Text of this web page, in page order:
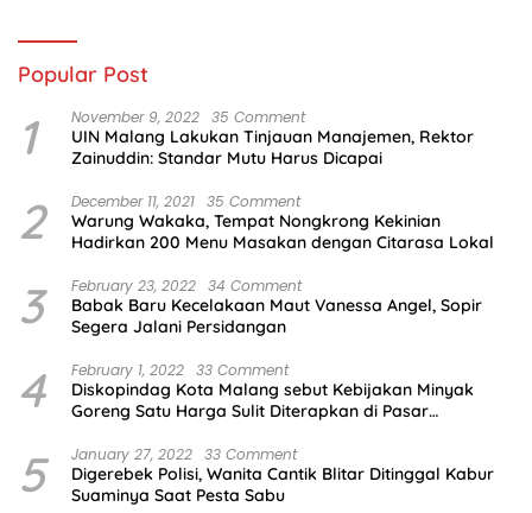
Popular Post
1 November 9, 2022 35 Comment
UIN Malang Lakukan Tinjauan Manajemen, Rektor
Zainuddin: Standar Mutu Harus Dicapai
2 December 11, 2021 35 Comment
Warung Wakaka, Tempat Nongkrong Kekinian
Hadirkan 200 Menu Masakan dengan Citarasa Lokal
3 February 23, 2022 34 Comment
Babak Baru Kecelakaan Maut Vanessa Angel, Sopir
Segera Jalani Persidangan
4 February 1, 2022 33 Comment
Diskopindag Kota Malang sebut Kebijakan Minyak
Goreng Satu Harga Sulit Diterapkan di Pasar
5 January 27, 2022 33 Comment
Digerebek Polisi, Wanita Cantik Blitar Ditinggal Kabur
Suaminya Saat Pesta Sabu